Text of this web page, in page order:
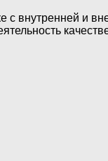
с внутренней и